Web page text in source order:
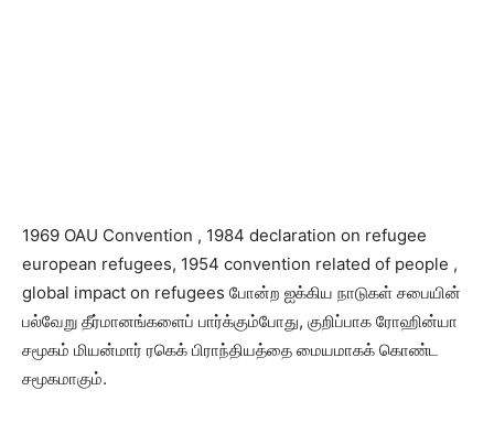
1969 OAU Convention , 1984 declaration on refugee
european refugees, 1954 convention related of people ,
global impact on refugees போன்ற ஐக்கிய நாடுகள் சபையின்
பல்வேறு தீர்மானங்களைப் பார்க்கும்போது, குறிப்பாக ரோஹின்யா
சமூகம் மியன்மார் ரகெக் பிராந்தியத்தை மையமாகக் கொண்ட
சமூகமாகும்.